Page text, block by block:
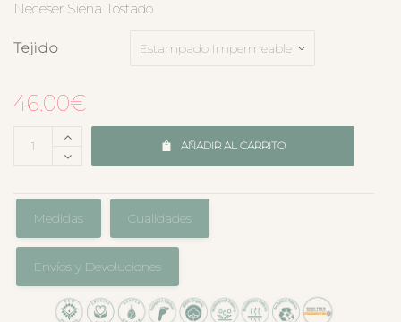
Neceser Siena Tostado
Tejido
46.00€
AÑADIR AL CARRITO
Medidas Cualidades
Envíos y Devoluciones